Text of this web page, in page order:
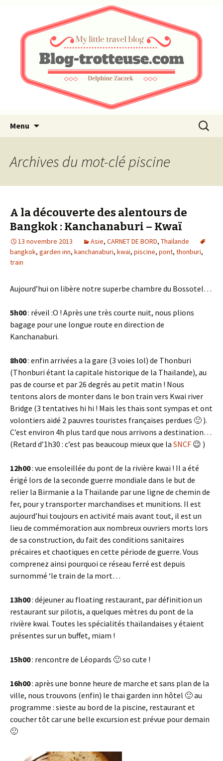
Blog-trotteuse.com
My little travel blog …
Menu
Archives du mot-clé piscine
A la découverte des alentours de
Bangkok : Kanchanaburi – Kwaï
13 novembre 2013 Asie, CARNET DE BORD, Thaïlande
bangkok, garden inn, kanchanaburi, kwai, piscine, pont, thonburi,
train
Aujourd’hui on libère notre superbe chambre du Bossotel…
5h00: réveil :O ! Après une très courte nuit, nous plions
bagage pour une longue route en direction de
Kanchanaburi.
8h00: enfin arrivées a la gare (3 voies lol) de Thonburi
(Thonburi étant la capitale historique de la Thaïlande), au
pas de course et par 26 degrés au petit matin ! Nous
tentons alors de monter dans le bon train vers Kwai river
Bridge (3 tentatives hi hi ! Mais les thaïs sont sympas et ont
volontiers aidé 2 pauvres touristes françaises perdues 🙂 ).
C’est environ 4h plus tard que nous arrivons a destination…
(Retard d’1h30 : c’est pas beaucoup mieux que la SNCF 😉 )
12h00: vue ensoleillée du pont de la rivière kwaï ! Il a été
érigé lors de la seconde guerre mondiale dans le but de
relier la Birmanie a la Thaïlande par une ligne de chemin de
fer, pour y transporter marchandises et munitions. Il est
aujourd’hui toujours en activité mais avant tout, il est un
lieu de commémoration aux nombreux ouvriers morts lors
de sa construction, du fait des conditions sanitaires
précaires et chaotiques en cette période de guerre. Vous
comprenez ainsi pourquoi ce réseau ferré est depuis
surnommé ‘le train de la mort…
13h00: déjeuner au floating restaurant, par définition un
restaurant sur pilotis, a quelques mètres du pont de la
rivière kwai. Toutes les spécialités thaïlandaises y étaient
présentes sur un buffet, miam !
15h00: rencontre de Léopards 🙂 so cute !
16h00: après une bonne heure de marche et sans plan de la
ville, nous trouvons (enfin) le thaï garden inn hôtel 🙂 au
programme : sieste au bord de la piscine, restaurant et
coucher tôt car une belle excursion est prévue pour demain
🙂